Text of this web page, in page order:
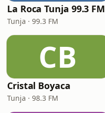
La Roca Tunja 99.3 FM
Tunja · 99.3 FM
CB
Cristal Boyaca
Tunja · 98.3 FM